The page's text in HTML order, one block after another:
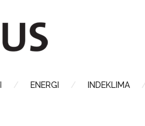
ENERGI INDEKLIMA